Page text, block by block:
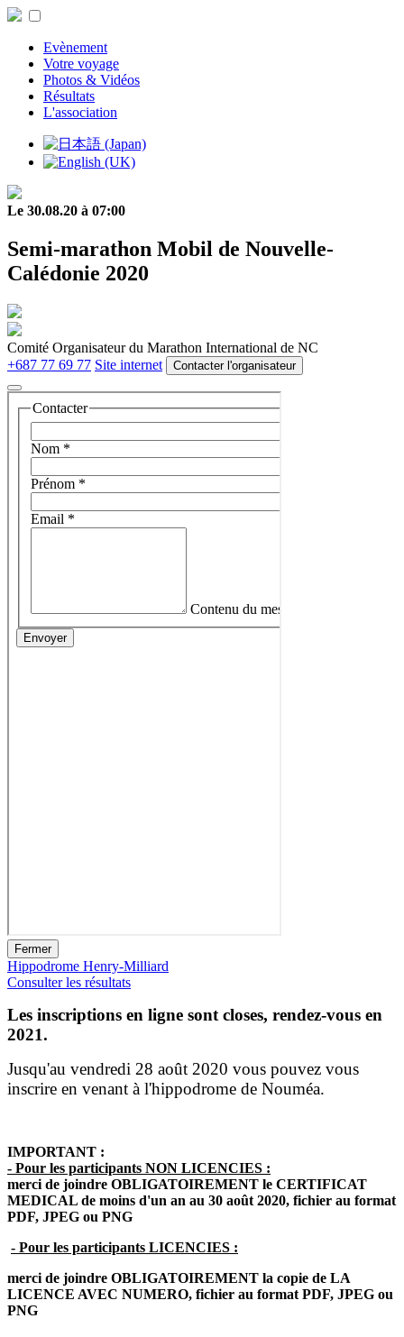
Evènement
Votre voyage
Photos & Vidéos
Résultats
L'association
Le 30.08.20 à 07:00
Semi-marathon Mobil de Nouvelle-
Calédonie 2020
Comité Organisateur du Marathon International de NC
+687 77 69 77 Site internet Contacter l'organisateur
Fermer
Hippodrome Henry-Milliard
Consulter les résultats
Les inscriptions en ligne sont closes, rendez-vous en
2021.
Jusqu'au vendredi 28 août 2020 vous pouvez vous
inscrire en venant à l'hippodrome de Nouméa.
IMPORTANT :
- Pour les participants NON LICENCIES :
merci de joindre OBLIGATOIREMENT le CERTIFICAT
MEDICAL de moins d'un an au 30 août 2020, fichier au format
PDF, JPEG ou PNG
- Pour les participants LICENCIES :
merci de joindre OBLIGATOIREMENT la copie de LA
LICENCE AVEC NUMERO, fichier au format PDF, JPEG ou
PNG